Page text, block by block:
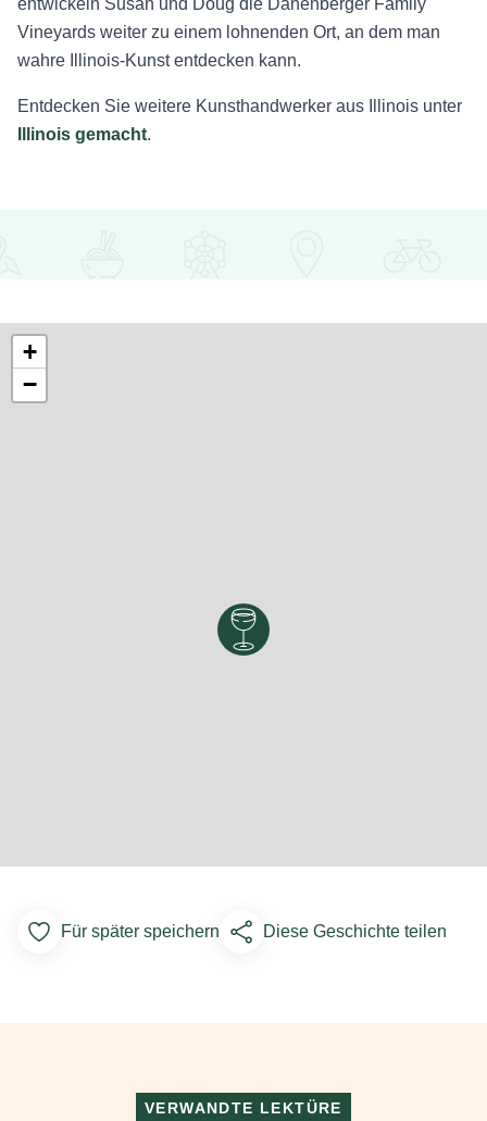
Vineyards weiter zu einem lohnenden Ort, an dem man
wahre Illinois-Kunst entdecken kann.
Entdecken Sie weitere Kunsthandwerker aus Illinois unter
Illinois gemacht.
+
−
Add to Favorites
Für später speichern Diese Geschichte teilen
VERWANDTE LEKTÜRE